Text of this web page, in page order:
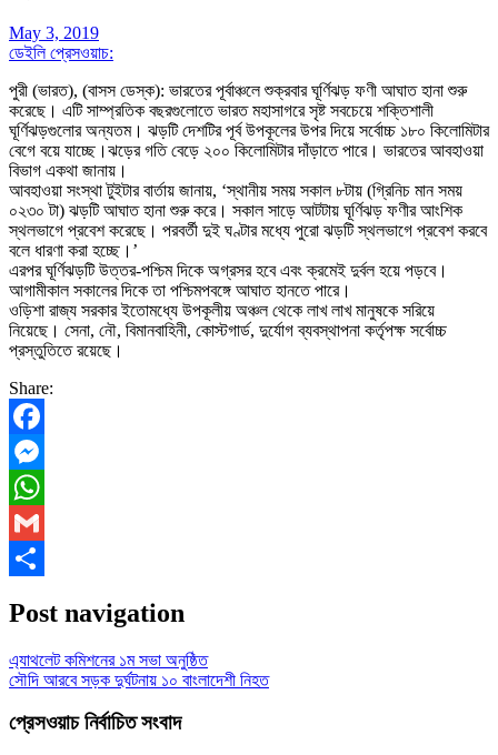
May 3, 2019
ডেইলি প্রেসওয়াচ:
পুরী (ভারত), (বাসস ডেস্ক): ভারতের পূর্বাঞ্চলে শুক্রবার ঘূর্ণিঝড় ফণী আঘাত হানা শুরু
করেছে। এটি সাম্প্রতিক বছরগুলোতে ভারত মহাসাগরে সৃষ্ট সবচেয়ে শক্তিশালী
ঘূর্ণিঝড়গুলোর অন্যতম। ঝড়টি দেশটির পূর্ব উপকূলের উপর দিয়ে সর্বোচ্চ ১৮০ কিলোমিটার
বেগে বয়ে যাচ্ছে।ঝড়ের গতি বেড়ে ২০০ কিলোমিটার দাঁড়াতে পারে। ভারতের আবহাওয়া
বিভাগ একথা জানায়।
আবহাওয়া সংস্থা টুইটার বার্তায় জানায়, ‘স্থানীয় সময় সকাল ৮টায় (গ্রিনিচ মান সময়
০২৩০ টা) ঝড়টি আঘাত হানা শুরু করে। সকাল সাড়ে আটটায় ঘূর্ণিঝড় ফণীর আংশিক
স্থলভাগে প্রবেশ করেছে। পরবর্তী দুই ঘণ্টার মধ্যে পুরো ঝড়টি স্থলভাগে প্রবেশ করবে
বলে ধারণা করা হচ্ছে।’
এরপর ঘূর্ণিঝড়টি উত্তর-পশ্চিম দিকে অগ্রসর হবে এবং ক্রমেই দুর্বল হয়ে পড়বে।
আগামীকাল সকালের দিকে তা পশ্চিমপবঙ্গে আঘাত হানতে পারে।
ওড়িশা রাজ্য সরকার ইতোমধ্যে উপকূলীয় অঞ্চল থেকে লাখ লাখ মানুষকে সরিয়ে
নিয়েছে। সেনা, নৌ, বিমানবাহিনী, কোস্টগার্ড, দুর্যোগ ব্যবস্থাপনা কর্তৃপক্ষ সর্বোচ্চ
প্রস্তুতিতে রয়েছে।
Share:
Facebook
Messenger
WhatsApp
Gmail
Post navigation
এ্যাথলেট কমিশনের ১ম সভা অনুষ্ঠিত
সৌদি আরবে সড়ক দুর্ঘটনায় ১০ বাংলাদেশী নিহত
প্রেসওয়াচ নির্বাচিত সংবাদ